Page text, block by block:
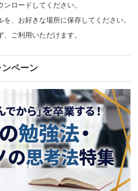
ロードしてください。
を、お好きな場所に保存してください。
ご利用いただけます。
ペーン